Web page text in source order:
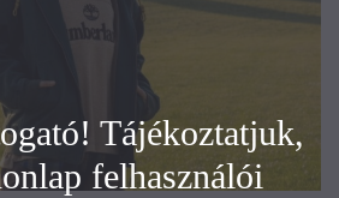
Tájékoztatjuk,
felhasználói